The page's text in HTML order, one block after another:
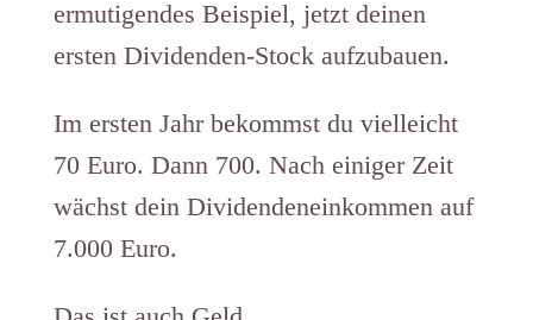
ermutigendes Beispiel, jetzt deinen
ersten Dividenden-Stock aufzubauen.
Im ersten Jahr bekommst du vielleicht
70 Euro. Dann 700. Nach einiger Zeit
wächst dein Dividendeneinkommen auf
7.000 Euro.